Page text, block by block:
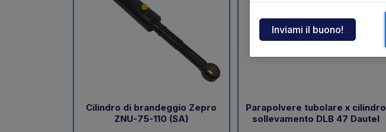
Centraline
Elefantcar
Palfinger
Cilindro di brandeggio Zepro
ZNU-75-110 (SA)
Parapolvere tubolare x cilindro
sollevamento DLB 47 Dautel